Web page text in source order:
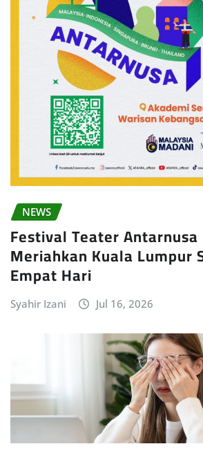
NEWS
Festival Teater
Meriahkan Kuala Lumpur
Empat Hari
Syahir Izani Jul 16, 2026